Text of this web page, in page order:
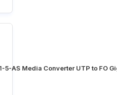
5-AS Media Converter UTP to FO